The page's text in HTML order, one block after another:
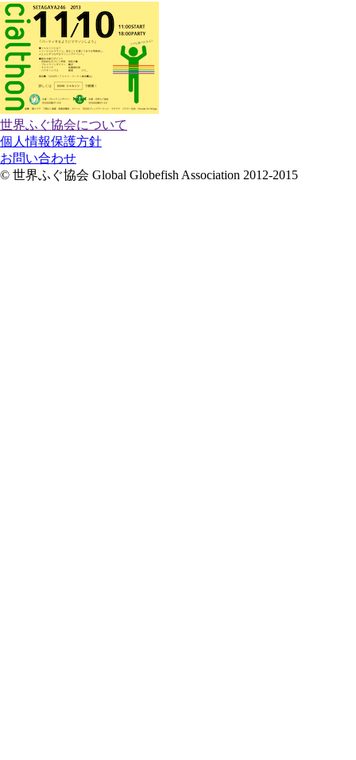
世界ふぐ協会について
個人情報保護方針
お問い合わせ
© 世界ふぐ協会 Global Globefish Association 2012-2015